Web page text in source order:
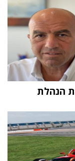
הנהלת